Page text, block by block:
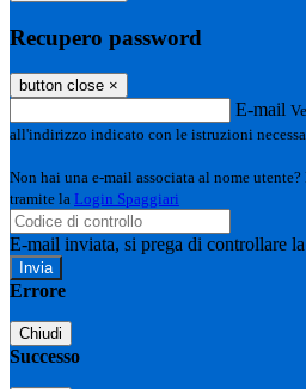
Recupero password
button close ×
E-mail
all'indirizzo indicato con le istruzioni
Non hai una e-mail associata al nome
tramite la Login Spaggiari
E-mail inviata, si prega di controllare
Errore
Chiudi
Successo